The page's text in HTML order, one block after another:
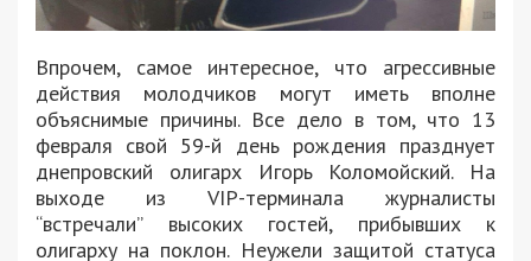
Впрочем, самое интересное, что агрессивные
действия молодчиков могут иметь вполне
объяснимые причины. Все дело в том, что 13
февраля свой 59-й день рождения празднует
днепровский олигарх Игорь Коломойский. На
выходе из VIP-терминала журналисты
“встречали” высоких гостей, прибывших к
олигарху на поклон. Неужели защитой статуса